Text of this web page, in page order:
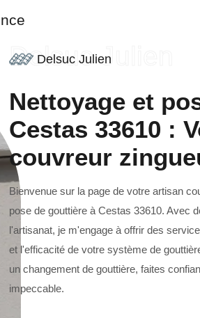
Delsuc Julien
Delsuc Julien
Nettoyage et
Cestas 33610 :
couvreur
Bienvenue sur la page de votre artisan
pose de gouttière à Cestas 33610. Avec
l'artisanat, je m'engage à offrir des
et l'efficacité de votre système de
un changement de gouttière, faites
impeccable.